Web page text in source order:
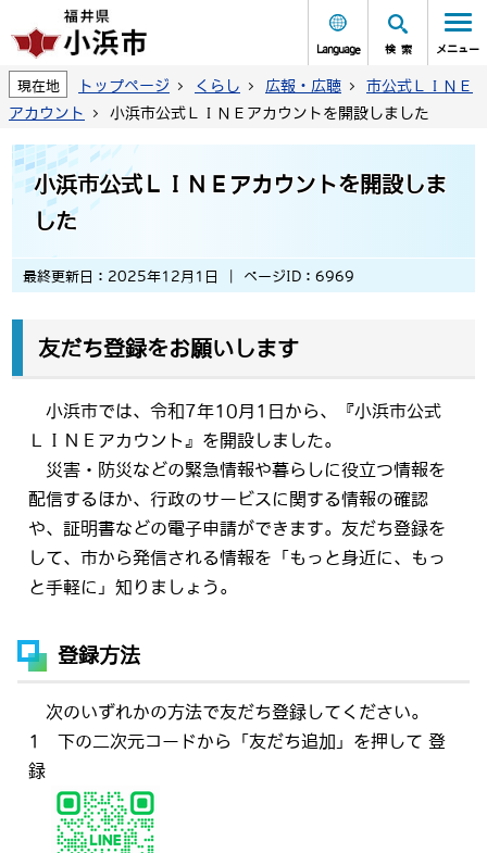
Language 検索 メニュー
現在地 トップページ くらし 広報・広聴
市公式ＬＩＮＥ
アカウント
小浜市公式ＬＩＮＥアカウントを開設しました
小浜市公式ＬＩＮＥアカウントを開設しま
した
最終更新日：2025年12月1日 ページID：6969
友だち登録をお願いします
小浜市では、令和7年10月1日から、『小浜市公式
ＬＩＮＥアカウント』を開設しました。
災害・防災などの緊急情報や暮らしに役立つ情報を
配信するほか、行政のサービスに関する情報の確認
や、証明書などの電子申請ができます。友だち登録を
して、市から発信される情報を「もっと身近に、もっ
と手軽に」知りましょう。
登録方法
次のいずれかの方法で友だち登録してください。
1 下の二次元コードから「友だち追加」を押して 登
録